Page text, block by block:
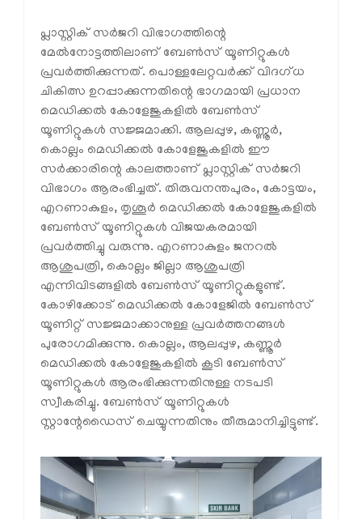
പ്ലാസ്റ്റിക് സർജറി വിഭാഗത്തിന്റെ
മേൽനോട്ടത്തിലാണ് ബേൺസ് യൂണിറ്റുകൾ
പ്രവർത്തിക്കുന്നത്. പൊള്ളലേറ്റവർക്ക് വിദഗ്ധ
ചികിത്സ ഉറപ്പാക്കുന്നതിന്റെ ഭാഗമായി പ്രധാന
മെഡിക്കൽ കോളേജുകളിൽ ബേൺസ്
യൂണിറ്റുകൾ സജ്ജമാക്കി. ആലപ്പുഴ, കണ്ണൂർ,
കൊല്ലം മെഡിക്കൽ കോളേജുകളിൽ ഈ
സർക്കാരിന്റെ കാലത്താണ് പ്ലാസ്റ്റിക് സർജറി
വിഭാഗം ആരംഭിച്ചത്. തിരുവനന്തപുരം, കോട്ടയം,
എറണാകുളം, തൃശൂർ മെഡിക്കൽ കോളേജുകളിൽ
ബേൺസ് യൂണിറ്റുകൾ വിജയകരമായി
പ്രവർത്തിച്ചു വരുന്നു. എറണാകുളം ജനറൽ
ആശുപത്രി, കൊല്ലം ജില്ലാ ആശുപത്രി
എന്നിവിടങ്ങളിൽ ബേൺസ് യൂണിറ്റുകളുണ്ട്.
കോഴിക്കോട് മെഡിക്കൽ കോളേജിൽ ബേൺസ്
യൂണിറ്റ് സജ്ജമാക്കാനുള്ള പ്രവർത്തനങ്ങൾ
പുരോഗമിക്കുന്നു. കൊല്ലം, ആലപ്പുഴ, കണ്ണൂർ
മെഡിക്കൽ കോളേജുകളിൽ കൂടി ബേൺസ്
യൂണിറ്റുകൾ ആരംഭിക്കുന്നതിനുള്ള നടപടി
സ്വീകരിച്ചു. ബേൺസ് യൂണിറ്റുകൾ
സ്റ്റാന്റേഡൈസ് ചെയ്യുന്നതിനും തീരുമാനിച്ചിട്ടുണ്ട്.